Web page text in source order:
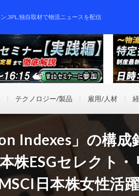
,3PL,独自取材で物流ニュースを配信
テクノロジー/製品 雇用/人材
Indexes」の構成
株ESGセレクト・
日本株女性活